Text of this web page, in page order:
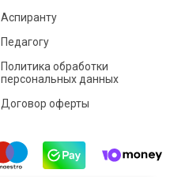
Аспиранту
Педагогу
Политика обработки
персональных данных
Договор оферты